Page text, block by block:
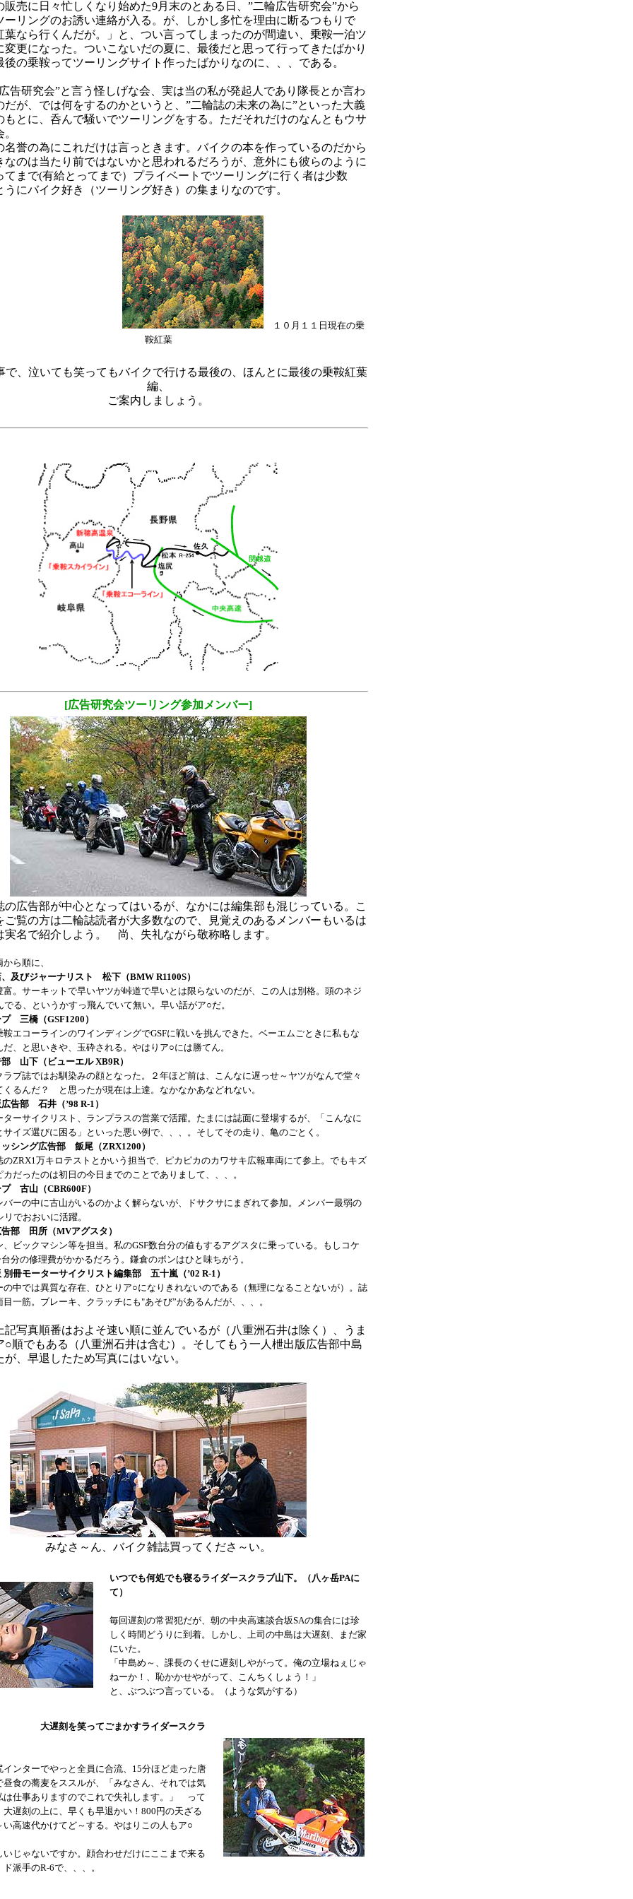
販売に日々忙しくなり始めた9月末のとある日、”二輪広告研究会”から
ーリングのお誘い連絡が入る。が、しかし多忙を理由に断るつもりで
葉なら行くんだが。」と、つい言ってしまったのが間違い、乗鞍一泊ツ
変更になった。ついこないだの夏に、最後だと思って行ってきたばかり
後の乗鞍ってツーリングサイト作ったばかりなのに、、、である。
告研究会”と言う怪しげな会、実は当の私が発起人であり隊長とか言わ
だが、では何をするのかというと、”二輪誌の未来の為に”といった大義
もとに、呑んで騒いでツーリングをする。ただそれだけのなんともウサ
名誉の為にこれだけは言っときます。バイクの本を作っているのだから
なのは当たり前ではないかと思われるだろうが、意外にも彼らのように
てまで(有給とってまで）プライベートでツーリングに行く者は少数
うにバイク好き（ツーリング好き）の集まりなのです。
１０月１１日現在の乗
鞍紅葉
で、泣いても笑ってもバイクで行ける最後の、ほんとに最後の乗鞍紅葉
編、
ご案内しましょう。
[広告研究会ツーリング参加メンバー]
の広告部が中心となってはいるが、なかには編集部も混じっている。こ
ご覧の方は二輪誌読者が大多数なので、見覚えのあるメンバーもいるは
実名で紹介しよう。 尚、失礼ながら敬称略します。
ら順に、
及びジャーナリスト 松下（BMW R1100S）
富。サーキットで早いヤツが峠道で早いとは限らないのだが、この人は別格。頭のネジ
でる、というかすっ飛んでいて無い。早い話がア○だ。
三橋（GSF1200）
鞍エコーラインのワインディングでGSFに戦いを挑んできた。ベーエムごときに私もな
、と思いきや、玉砕される。やはりア○には勝てん。
山下（ビューエル XB9R）
ラブ誌ではお馴染みの顔となった。２年ほど前は、こんなに遅っせ～ヤツがなんで堂々
くるんだ？ と思ったが現在は上達。なかなかあなどれない。
告部 石井（’98 R-1）
ターサイクリスト、ランプラスの営業で活躍。たまには誌面に登場するが、「こんなに
イズ選びに困る」といった悪い例で、、、。そしてその走り、亀のごとく。
シング広告部 飯尾（ZRX1200）
のZRX1万キロテストとかいう担当で、ピカピカのカワサキ広報車両にて参上。でもキズ
だったのは初日の今日までのことでありまして、、、。
古山（CBR600F）
バーの中に古山がいるのかよく解らないが、ドサクサにまぎれて参加。メンバー最弱の
でおおいに活躍。
部 田所（MVアグスタ）
、ビックマシン等を担当。私のGSF数台分の値もするアグスタに乗っている。もしコケ
分の修理費がかかるだろう。鎌倉のボンはひと味ちがう。
別冊モーターサイクリスト編集部 五十嵐（’02 R-1）
の中では異質な存在、ひとりア○になりきれないのである（無理になることないが）。誌
一筋。ブレーキ、クラッチにも"あそび”があるんだが、、、。
記写真順番はおよそ速い順に並んでいるが（八重洲石井は除く）、うま
○順でもある（八重洲石井は含む）。そしてもう一人枻出版広告部中島
が、早退したため写真にはいない。
みなさ～ん、バイク雑誌買ってくださ～い。
いつでも何処でも寝るライダースクラブ山下。（八ヶ岳PAに
て）
毎回遅刻の常習犯だが、朝の中央高速談合坂SAの集合には珍
しく時間どうりに到着。しかし、上司の中島は大遅刻、まだ家
にいた。
「中島め～、課長のくせに遅刻しやがって。俺の立場ねぇじゃ
ねーか！、恥かかせやがって、こんちくしょう！」
と、ぶつぶつ言っている。（ような気がする）
大遅刻を笑ってごまかすライダースクラ
インターでやっと全員に合流、15分ほど走った唐
昼食の蕎麦をススルが、「みなさん、それでは気
は仕事ありますのでこれで失礼します。」 って
大遅刻の上に、早くも早退かい！800円の天ざる
い高速代かけてど～する。やはりこの人もア○
いじゃないですか。顔合わせだけにここまで来る
派手のR-6で、、、。